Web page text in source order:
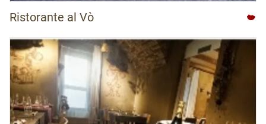
Ristorante al Vò